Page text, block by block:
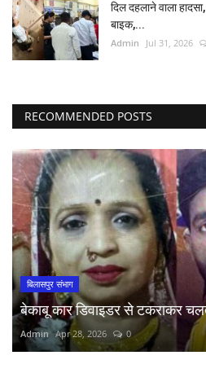
दिल दहलाने वाला
बाइक,...
Admin Jul 31, 2026
RECOMMENDED POSTS
बिलासपुर संभाग
बेकाबू कार डिवाइडर से टकराकर
Admin Apr 28, 2026 0